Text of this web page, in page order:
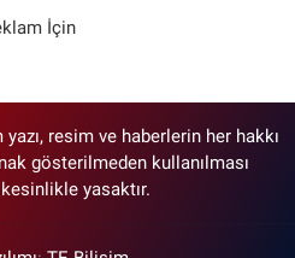
İçin
resim ve haberlerin her hakkı
gösterilmeden kullanılması
kesinlikle yasaktır.